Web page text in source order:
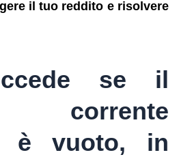
il tuo reddito e risolvere
se il
è vuoto, in